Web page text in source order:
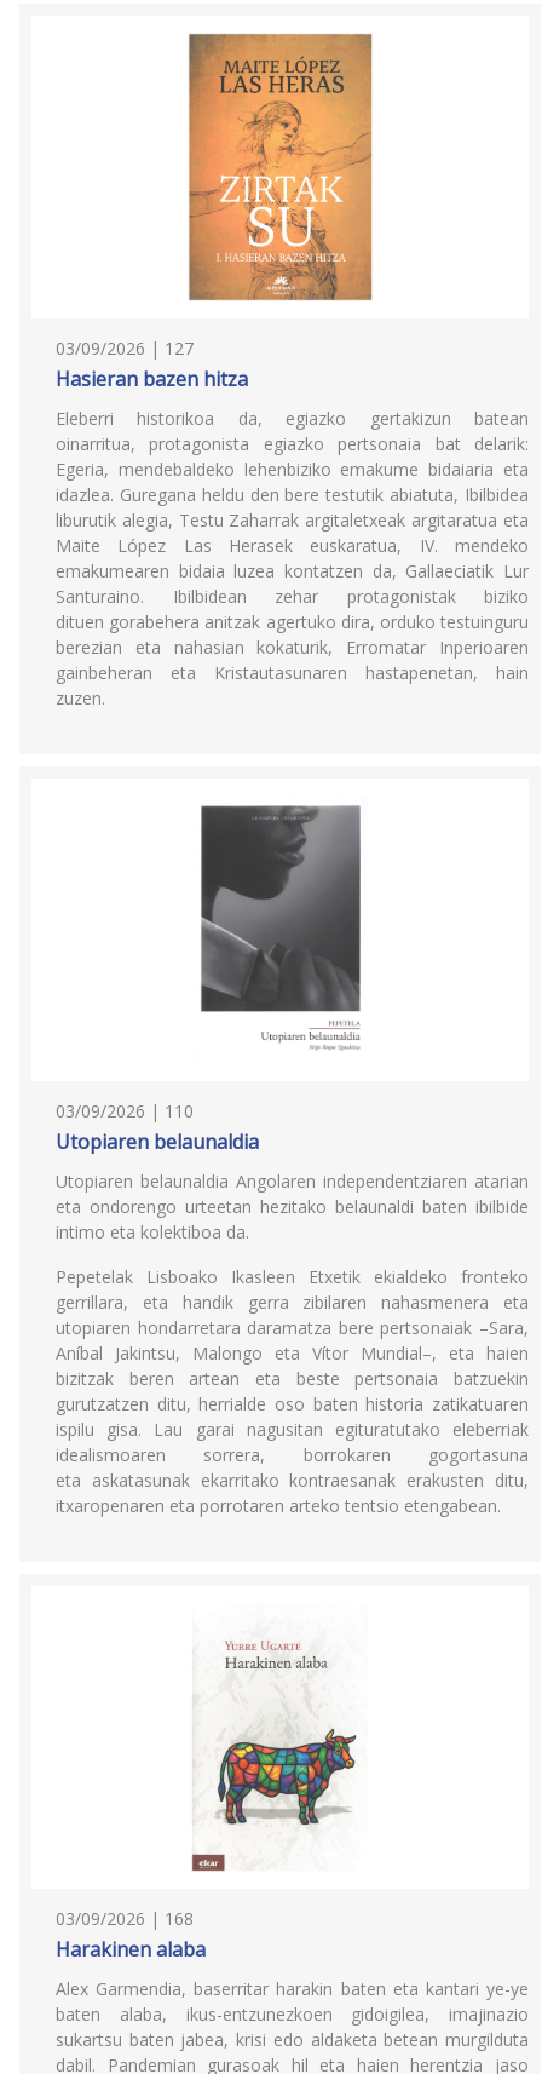
03/09/2026 | 127
Hasieran bazen hitza
Eleberri historikoa da, egiazko gertakizun batean
oinarritua, protagonista egiazko pertsonaia bat delarik:
Egeria, mendebaldeko lehenbiziko emakume bidaiaria eta
idazlea. Guregana heldu den bere testutik abiatuta, Ibilbidea
liburutik alegia, Testu Zaharrak argitaletxeak argitaratua eta
Maite López Las Herasek euskaratua, IV. mendeko
emakumearen bidaia luzea kontatzen da, Gallaeciatik Lur
Santuraino. Ibilbidean zehar protagonistak biziko
dituen gorabehera anitzak agertuko dira, orduko testuinguru
berezian eta nahasian kokaturik, Erromatar Inperioaren
gainbeheran eta Kristautasunaren hastapenetan, hain
zuzen.
03/09/2026 | 110
Utopiaren belaunaldia
Utopiaren belaunaldia Angolaren independentziaren atarian
eta ondorengo urteetan hezitako belaunaldi baten ibilbide
intimo eta kolektiboa da.
Pepetelak Lisboako Ikasleen Etxetik ekialdeko fronteko
gerrillara, eta handik gerra zibilaren nahasmenera eta
utopiaren hondarretara daramatza bere pertsonaiak –Sara,
Aníbal Jakintsu, Malongo eta Vítor Mundial–, eta haien
bizitzak beren artean eta beste pertsonaia batzuekin
gurutzatzen ditu, herrialde oso baten historia zatikatuaren
ispilu gisa. Lau garai nagusitan egituratutako eleberriak
idealismoaren sorrera, borrokaren gogortasuna
eta askatasunak ekarritako kontraesanak erakusten ditu,
itxaropenaren eta porrotaren arteko tentsio etengabean.
03/09/2026 | 168
Harakinen alaba
Alex Garmendia, baserritar harakin baten eta kantari ye-ye
baten alaba, ikus-entzunezkoen gidoigilea, imajinazio
sukartsu baten jabea, krisi edo aldaketa betean murgilduta
dabil. Pandemian gurasoak hil eta haien herentzia jaso